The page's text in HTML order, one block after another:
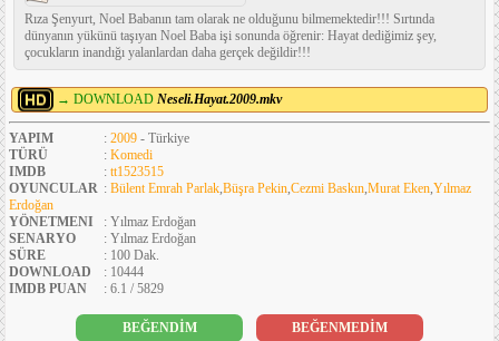
Rıza Şenyurt, Noel Babanın tam olarak ne olduğunu bilmemektedir!!! Sırtında
dünyanın yükünü taşıyan Noel Baba işi sonunda öğrenir: Hayat dediğimiz şey,
çocukların inandığı yalanlardan daha gerçek değildir!!!
→ DOWNLOAD Neseli.Hayat.2009.mkv
YAPIM : 2009 - Türkiye
TÜRÜ
: Komedi
IMDB
: tt1523515
OYUNCULAR : Bülent Emrah Parlak,Büşra Pekin,Cezmi Baskın,Murat Eken,Yılmaz
Erdoğan
YÖNETMENI
: Yılmaz Erdoğan
SENARYO
: Yılmaz Erdoğan
SÜRE
: 100 Dak.
DOWNLOAD
: 10444
IMDB PUAN
: 6.1 / 5829
BEĞENDİM
BEĞENMEDİM